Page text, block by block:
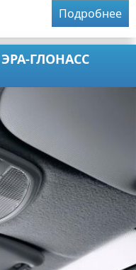
Подробнее
ГЛОНАСС